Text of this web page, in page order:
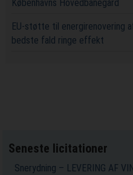
Københavns Hovedbanegård
EU-støtte til energirenovering
bedste fald ringe effekt
Seneste licitationer
Snerydning – LEVERING AF